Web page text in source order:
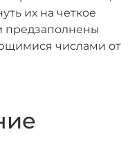
их на четкое
предзаполнены
числами от